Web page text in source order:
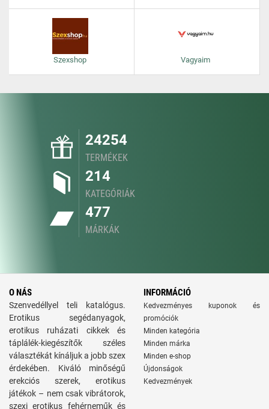
Szexshop Vagyaim
24254
TERMÉKEK
214
KATEGÓRIÁK
477
MÁRKÁK
O NÁS
Szenvedéllyel teli katalógus.
Erotikus segédanyagok,
erotikus ruházati cikkek és
táplálék-kiegészítők széles
választékát kínáljuk a jobb szex
érdekében. Kiváló minőségű
erekciós szerek, erotikus
játékok – nem csak vibrátorok,
szexi erotikus fehérneműk és
INFORMÁCIÓ
Kedvezményes kuponok és
promóciók
Minden kategória
Minden márka
Minden e-shop
Újdonságok
Kedvezmények